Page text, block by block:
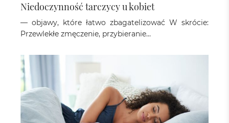
Niedoczynność tarczycy u kobiet
— objawy, które łatwo zbagatelizować W skrócie:
Przewlekłe zmęczenie, przybieranie…